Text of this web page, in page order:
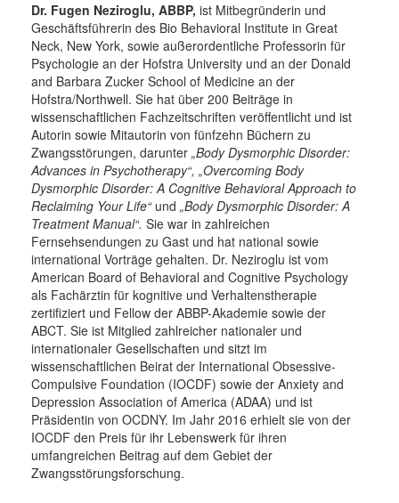
Dr. Fugen Neziroglu, ABBP, ist Mitbegründerin und
Geschäftsführerin des Bio Behavioral Institute in Great
Neck, New York, sowie außerordentliche Professorin für
Psychologie an der Hofstra University und an der Donald
and Barbara Zucker School of Medicine an der
Hofstra/Northwell. Sie hat über 200 Beiträge in
wissenschaftlichen Fachzeitschriften veröffentlicht und ist
Autorin sowie Mitautorin von fünfzehn Büchern zu
Zwangsstörungen, darunter „Body Dysmorphic Disorder:
Advances in Psychotherapy“, „Overcoming Body
Dysmorphic Disorder: A Cognitive Behavioral Approach to
Reclaiming Your Life“und „Body Dysmorphic Disorder: A
Treatment Manual“. Sie war in zahlreichen
Fernsehsendungen zu Gast und hat national sowie
international Vorträge gehalten. Dr. Neziroglu ist vom
American Board of Behavioral and Cognitive Psychology
als Fachärztin für kognitive und Verhaltenstherapie
zertifiziert und Fellow der ABBP-Akademie sowie der
ABCT. Sie ist Mitglied zahlreicher nationaler und
internationaler Gesellschaften und sitzt im
wissenschaftlichen Beirat der International Obsessive-
Compulsive Foundation (IOCDF) sowie der Anxiety and
Depression Association of America (ADAA) und ist
Präsidentin von OCDNY. Im Jahr 2016 erhielt sie von der
IOCDF den Preis für ihr Lebenswerk für ihren
umfangreichen Beitrag auf dem Gebiet der
Zwangsstörungsforschung.